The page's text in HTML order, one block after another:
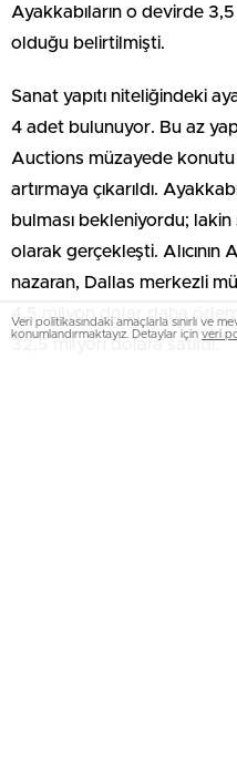
Ayakkabıların o devirde
olduğu belirtilmişti.
Sanat yapıtı niteliğindeki
4 adet bulunuyor. Bu az
Auctions müzayede konutu
artırmaya çıkarıldı.
bulması bekleniyordu;
olarak gerçekleşti. Alıcının
nazaran, Dallas merkezli
4,5 milyon dolar daha
32,5 milyon dolara satıldı.
Veri politikasındaki amaçlarla sınırlı ve
konumlandırmaktayız. Detaylar için veri